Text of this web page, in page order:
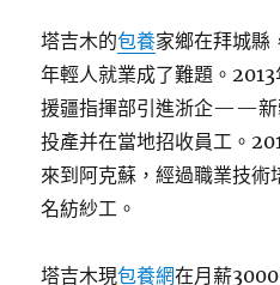
塔吉木的包養家鄉在拜城縣
年輕人就業成了難題。
援疆指揮部引進浙企——新
投產并在當地招收員工。
來到阿克蘇，經過職業技術
名紡紗工。
塔吉木現包養網在月薪